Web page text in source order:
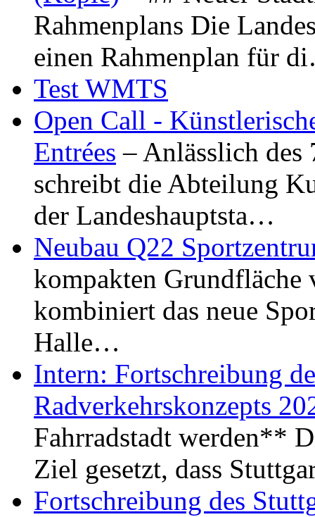
Rahmenplans Die
einen Rahmenplan für
Test WMTS
Open Call -
Entrées – Anlässlich
schreibt die Abteilung
der Landeshauptsta…
Neubau Q22
kompakten Grundfläche
kombiniert das neue
Halle…
Intern: Fortschreibung
Radverkehrskonzepts
Fahrradstadt werden**
Ziel gesetzt, dass
Fortschreibung des